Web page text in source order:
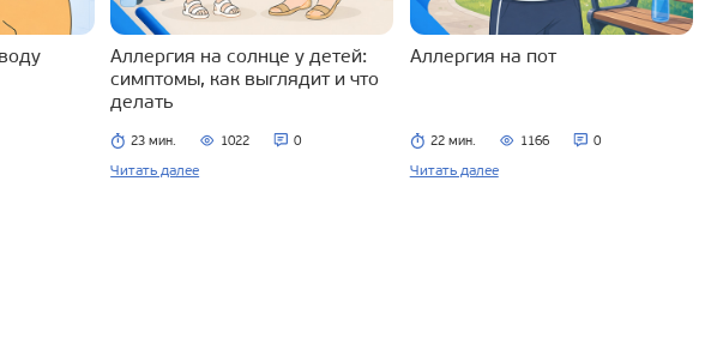
Аллергия на солнце у детей:
симптомы, как выглядит и что
делать
23 мин. 1022 0
Читать далее
Аллергия на пот
22 мин. 1166 0
Читать далее